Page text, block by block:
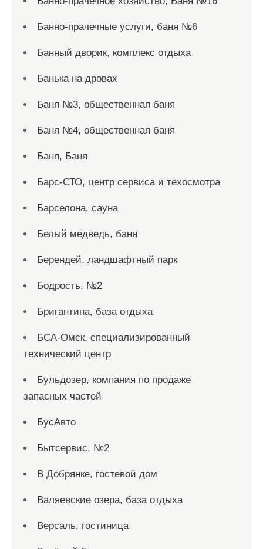
Банно-прачечные услуги, баня №6
Банный дворик, комплекс отдыха
Банька на дровах
Баня №3, общественная баня
Баня №4, общественная баня
Баня, Баня
Барс-СТО, центр сервиса и техосмотра
Барселона, сауна
Белый медведь, баня
Берендей, ландшафтный парк
Бодрость, №2
Бригантина, база отдыха
БСА-Омск, специализированный
технический центр
Бульдозер, компания по продаже
запасных частей
БусАвто
Бытсервис, №2
В Добрянке, гостевой дом
Валяевские озера, база отдыха
Версаль, гостиница